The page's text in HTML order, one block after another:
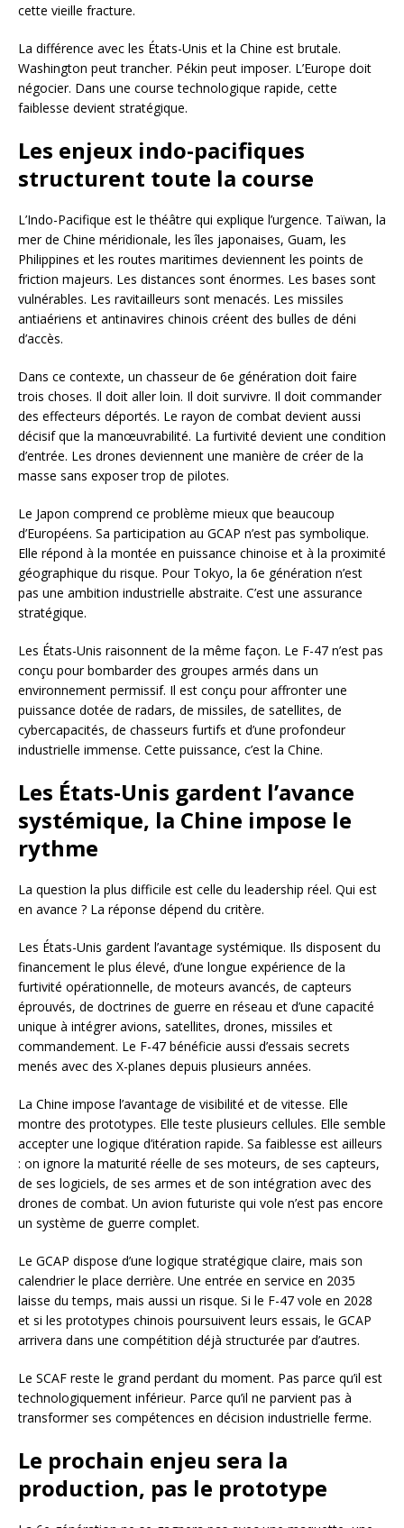
cette vieille fracture.
La différence avec les États-Unis et la Chine est brutale.
Washington peut trancher. Pékin peut imposer. L’Europe doit
négocier. Dans une course technologique rapide, cette
faiblesse devient stratégique.
Les enjeux indo-pacifiques
structurent toute la course
L’Indo-Pacifique est le théâtre qui explique l’urgence. Taïwan, la
mer de Chine méridionale, les îles japonaises, Guam, les
Philippines et les routes maritimes deviennent les points de
friction majeurs. Les distances sont énormes. Les bases sont
vulnérables. Les ravitailleurs sont menacés. Les missiles
antiaériens et antinavires chinois créent des bulles de déni
d’accès.
Dans ce contexte, un chasseur de 6e génération doit faire
trois choses. Il doit aller loin. Il doit survivre. Il doit commander
des effecteurs déportés. Le rayon de combat devient aussi
décisif que la manœuvrabilité. La furtivité devient une condition
d’entrée. Les drones deviennent une manière de créer de la
masse sans exposer trop de pilotes.
Le Japon comprend ce problème mieux que beaucoup
d’Européens. Sa participation au GCAP n’est pas symbolique.
Elle répond à la montée en puissance chinoise et à la proximité
géographique du risque. Pour Tokyo, la 6e génération n’est
pas une ambition industrielle abstraite. C’est une assurance
stratégique.
Les États-Unis raisonnent de la même façon. Le F-47 n’est pas
conçu pour bombarder des groupes armés dans un
environnement permissif. Il est conçu pour affronter une
puissance dotée de radars, de missiles, de satellites, de
cybercapacités, de chasseurs furtifs et d’une profondeur
industrielle immense. Cette puissance, c’est la Chine.
Les États-Unis gardent l’avance
systémique, la Chine impose le
rythme
La question la plus difficile est celle du leadership réel. Qui est
en avance ? La réponse dépend du critère.
Les États-Unis gardent l’avantage systémique. Ils disposent du
financement le plus élevé, d’une longue expérience de la
furtivité opérationnelle, de moteurs avancés, de capteurs
éprouvés, de doctrines de guerre en réseau et d’une capacité
unique à intégrer avions, satellites, drones, missiles et
commandement. Le F-47 bénéficie aussi d’essais secrets
menés avec des X-planes depuis plusieurs années.
La Chine impose l’avantage de visibilité et de vitesse. Elle
montre des prototypes. Elle teste plusieurs cellules. Elle semble
accepter une logique d’itération rapide. Sa faiblesse est ailleurs
: on ignore la maturité réelle de ses moteurs, de ses capteurs,
de ses logiciels, de ses armes et de son intégration avec des
drones de combat. Un avion futuriste qui vole n’est pas encore
un système de guerre complet.
Le GCAP dispose d’une logique stratégique claire, mais son
calendrier le place derrière. Une entrée en service en 2035
laisse du temps, mais aussi un risque. Si le F-47 vole en 2028
et si les prototypes chinois poursuivent leurs essais, le GCAP
arrivera dans une compétition déjà structurée par d’autres.
Le SCAF reste le grand perdant du moment. Pas parce qu’il est
technologiquement inférieur. Parce qu’il ne parvient pas à
transformer ses compétences en décision industrielle ferme.
Le prochain enjeu sera la
production, pas le prototype